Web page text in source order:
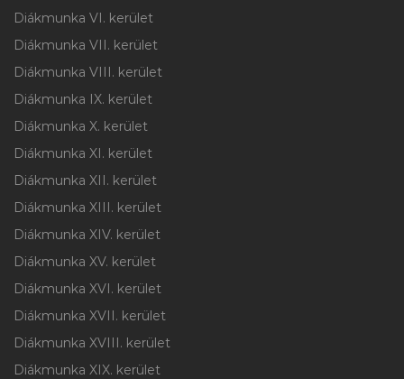
Diákmunka VI. kerület
Diákmunka VII. kerület
Diákmunka VIII. kerület
Diákmunka IX. kerület
Diákmunka X. kerület
Diákmunka XI. kerület
Diákmunka XII. kerület
Diákmunka XIII. kerület
Diákmunka XIV. kerület
Diákmunka XV. kerület
Diákmunka XVI. kerület
Diákmunka XVII. kerület
Diákmunka XVIII. kerület
Diákmunka XIX. kerület